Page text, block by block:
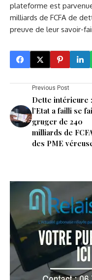
plateforme est
milliards de FCFA de
preuve de leur savoir-
Previous Post
Dette intérieure :
l’Etat a failli se
gruger de 240
milliards de
des PME